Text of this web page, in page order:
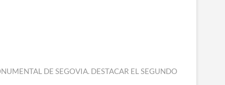
DE SEGOVIA. DESTACAR EL SEGUNDO